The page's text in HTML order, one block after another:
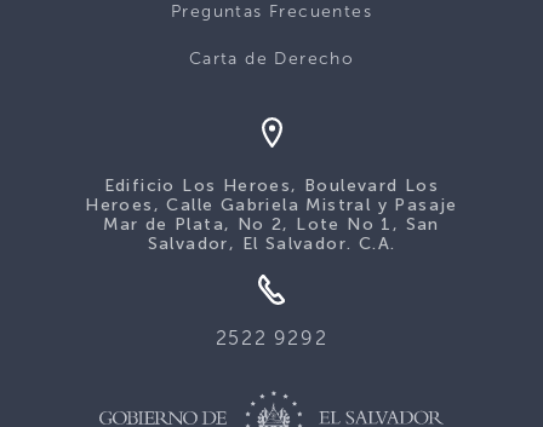
Preguntas Frecuentes
Carta de Derecho
Edificio Los Heroes, Boulevard Los
Heroes, Calle Gabriela Mistral y Pasaje
Mar de Plata, No 2, Lote No 1, San
Salvador, El Salvador. C.A.
2522 9292